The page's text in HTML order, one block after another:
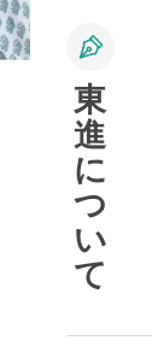
東
進
に
つ
い
て